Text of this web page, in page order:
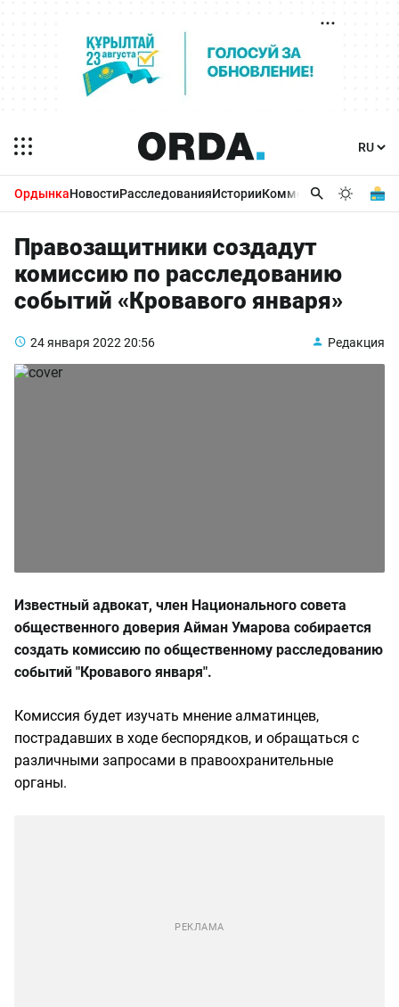
ОрдынкаНовостиРасследованияИсторииКомментарииБизнес
Правозащитники создадут
комиссию по расследованию
событий «Кровавого января»
24 января 2022 20:56 Редакция
Известный адвокат, член Национального совета
общественного доверия Айман Умарова собирается
создать комиссию по общественному расследованию
событий "Кровавого января".
Комиссия будет изучать мнение алматинцев,
пострадавших в ходе беспорядков, и обращаться с
различными запросами в правоохранительные
органы.